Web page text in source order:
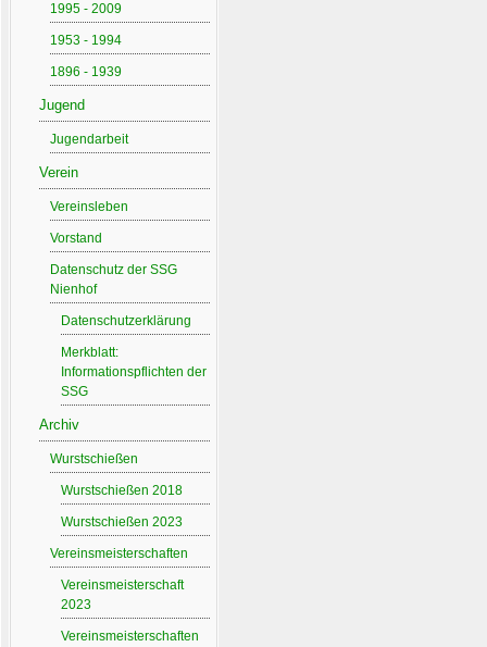
1995 - 2009
1953 - 1994
1896 - 1939
Jugend
Jugendarbeit
Verein
Vereinsleben
Vorstand
Datenschutz der SSG
Nienhof
Datenschutzerklärung
Merkblatt:
Informationspflichten der
SSG
Archiv
Wurstschießen
Wurstschießen 2018
Wurstschießen 2023
Vereinsmeisterschaften
Vereinsmeisterschaft
2023
Vereinsmeisterschaften